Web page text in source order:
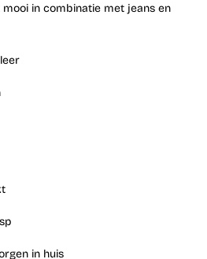
in combinatie met jeans en
in huis